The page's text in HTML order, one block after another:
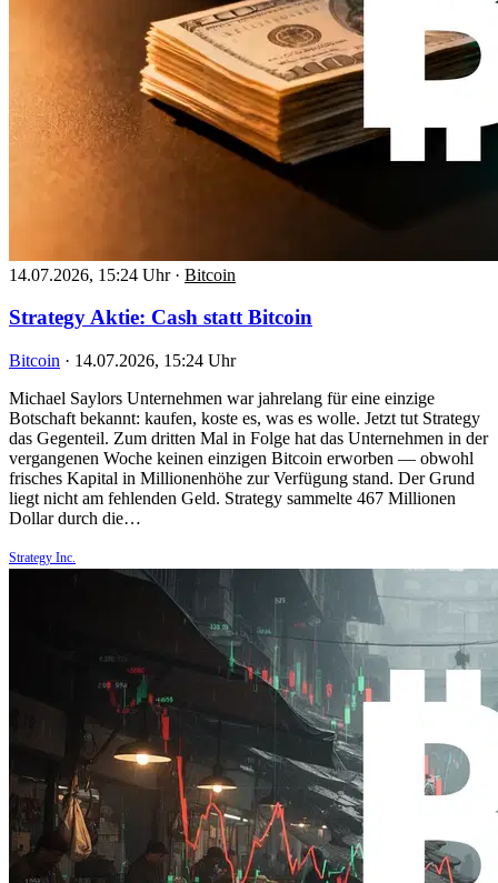
14.07.2026, 15:24 Uhr · Bitcoin
Strategy Aktie: Cash statt Bitcoin
Bitcoin · 14.07.2026, 15:24 Uhr
Michael Saylors Unternehmen war jahrelang für eine einzige
Botschaft bekannt: kaufen, koste es, was es wolle. Jetzt tut Strategy
das Gegenteil. Zum dritten Mal in Folge hat das Unternehmen in der
vergangenen Woche keinen einzigen Bitcoin erworben — obwohl
frisches Kapital in Millionenhöhe zur Verfügung stand. Der Grund
liegt nicht am fehlenden Geld. Strategy sammelte 467 Millionen
Dollar durch die…
Strategy Inc.